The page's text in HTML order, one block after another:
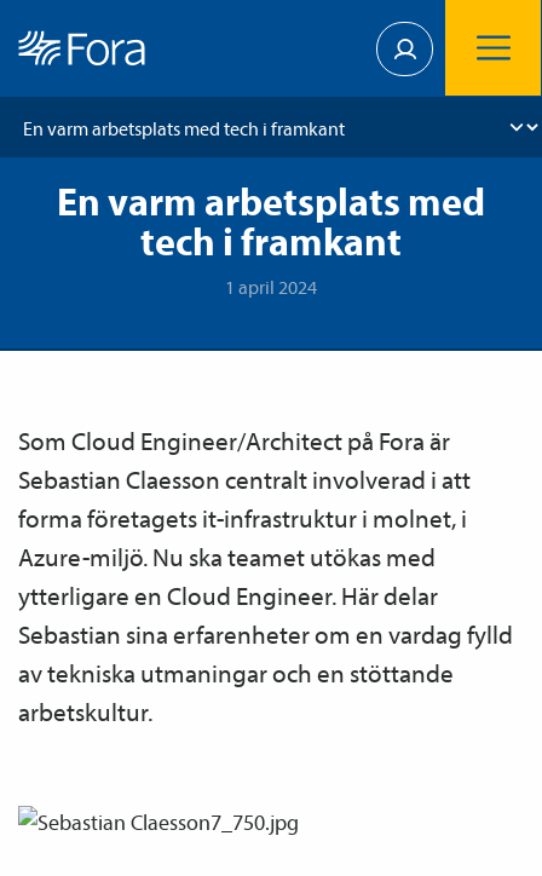
En varm arbetsplats med
tech i framkant
1 april 2024
Som Cloud Engineer/Architect på Fora är
Sebastian Claesson centralt involverad i att
forma företagets it-infrastruktur i molnet, i
Azure-miljö. Nu ska teamet utökas med
ytterligare en Cloud Engineer. Här delar
Sebastian sina erfarenheter om en vardag fylld
av tekniska utmaningar och en stöttande
arbetskultur.